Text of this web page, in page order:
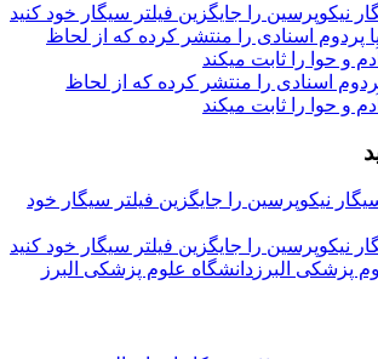
نیکوپرسین را جایگزین فیلتر سیگار خود کنید
اسنادی را منتشر کرده که از لحاظ
و حوا را ثابت میکند
نیکوپرسین را جایگزین فیلتر سیگار خود کنید
دانشگاه علوم پزشکی البرز